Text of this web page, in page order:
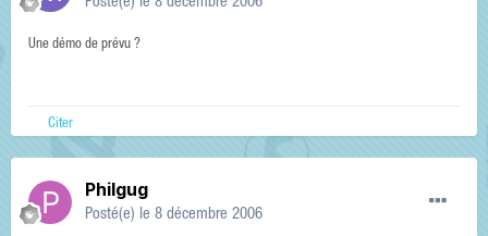
Une démo de prévu ?
Citer
Philgug
Posté(e) le 8 décembre 2006